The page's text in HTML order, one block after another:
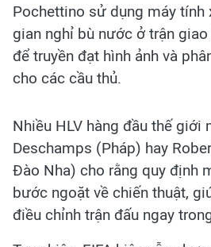
Pochettino sử dụng máy tính
gian nghỉ bù nước ở trận
để truyền đạt hình ảnh và
cho các cầu thủ.
Nhiều HLV hàng đầu thế giới
Deschamps (Pháp) hay
Đào Nha) cho rằng quy định
bước ngoặt về chiến thuật,
điều chỉnh trận đấu ngay